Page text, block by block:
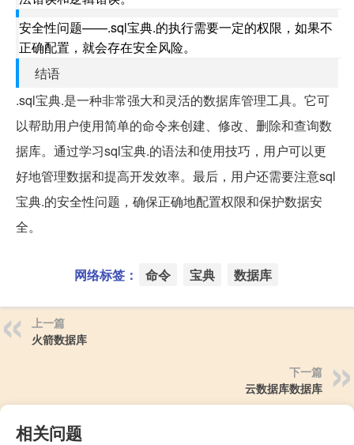
安全性问题——.sql宝典.的执行需要一定的权限，如果不
正确配置，就会存在安全风险。
结语
.sql宝典.是一种非常强大和灵活的数据库管理工具。它可
以帮助用户使用简单的命令来创建、修改、删除和查询数
据库。通过学习sql宝典.的语法和使用技巧，用户可以更
好地管理数据和提高开发效率。最后，用户还需要注意sql
宝典.的安全性问题，确保正确地配置权限和保护数据安
全。
网络标签： 命令 宝典 数据库
上一篇
火箭数据库
下一篇
云数据库数据库
相关问题